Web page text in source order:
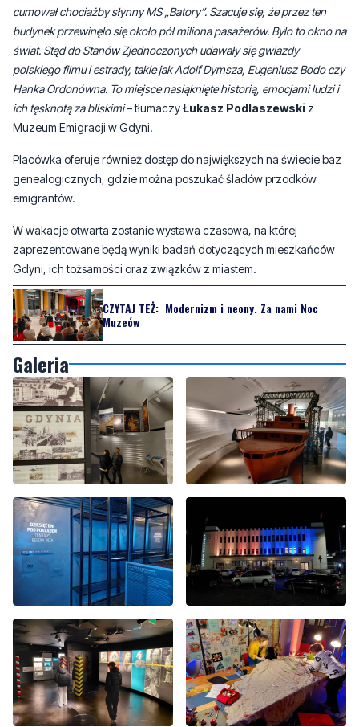
cumował chociażby słynny MS „Batory”. Szacuje się, że przez ten
budynek przewinęło się około pół miliona pasażerów. Było to okno na
świat. Stąd do Stanów Zjednoczonych udawały się gwiazdy
polskiego filmu i estrady, takie jak Adolf Dymsza, Eugeniusz Bodo czy
Hanka Ordonówna. To miejsce nasiąknięte historią, emocjami ludzi i
ich tęsknotą za bliskimi– tłumaczyŁukasz Podlaszewski z
Muzeum Emigracji w Gdyni.
Placówka oferuje również dostęp do największych na świecie baz
genealogicznych, gdzie można poszukać śladów przodków
emigrantów.
W wakacje otwarta zostanie wystawa czasowa, na której
zaprezentowane będą wyniki badań dotyczących mieszkańców
Gdyni, ich tożsamości oraz związków z miastem.
CZYTAJ TEŻ: Modernizm i neony. Za nami Noc
Muzeów
Galeria